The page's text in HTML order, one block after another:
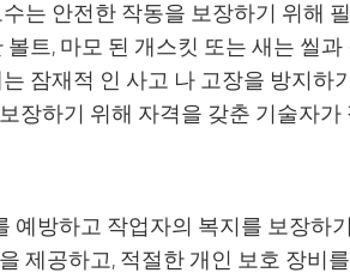
는 안전한 작동을 보장하기 위해
트, 마모 된 개스킷 또는 새는 씰
잠재적 인 사고 나 고장을 방지하
장하기 위해 자격을 갖춘 기술자가
방하고 작업자의 복지를 보장하
제공하고, 적절한 개인 보호 장비